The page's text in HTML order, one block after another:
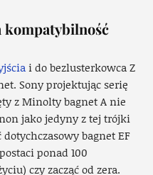
kompatybilność
i do bezlusterkowca Z
Sony projektując serię
z Minolty bagnet A nie
jako jedyny z tej trójki
bagnet EF
ponad 100
czy zacząć od zera.